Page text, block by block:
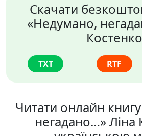
Скачати
«Недумано,
Костенко
TXT RTF
Читати онлайн
негадано…» Ліна